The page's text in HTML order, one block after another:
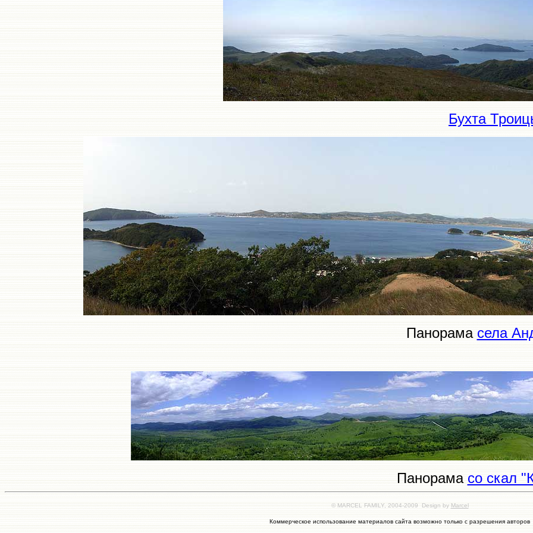
Бухта
Панорама села
Панорама со скал
© MARCEL FAMILY, 2004-2009 Design by Marcel
Коммерческое использование материалов сайта возможно только с разрешения авторов